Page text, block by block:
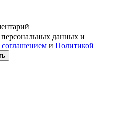
данных и